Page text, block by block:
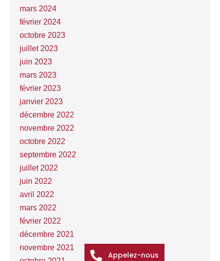
mars 2024
février 2024
octobre 2023
juillet 2023
juin 2023
mars 2023
février 2023
janvier 2023
décembre 2022
novembre 2022
octobre 2022
septembre 2022
juillet 2022
juin 2022
avril 2022
mars 2022
février 2022
décembre 2021
novembre 2021
Appelez-nous